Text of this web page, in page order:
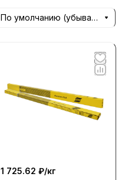
По умолчанию (убывание)
1 725.62 ₽/кг